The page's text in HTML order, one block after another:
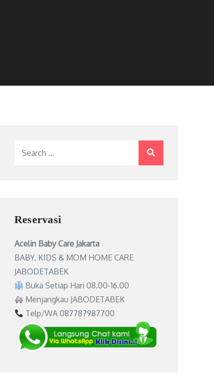
Reservasi
Acelin Baby Care Jakarta
BABY, KIDS & MOM HOME CARE
JABODETABEK
Buka Setiap Hari 08.00-16.00
Menjangkau JABODETABEK
Telp/WA 087787987700